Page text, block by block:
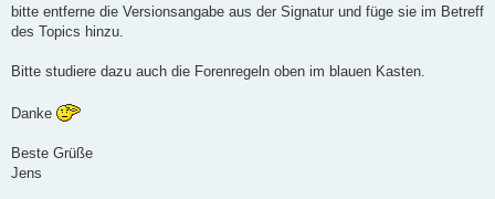
a
bitte entferne die Versionsangabe aus der Signatur und füge sie im Betreff
des Topics hinzu.
Bitte studiere dazu auch die Forenregeln oben im blauen Kasten.
Danke
Beste Grüße
Jens